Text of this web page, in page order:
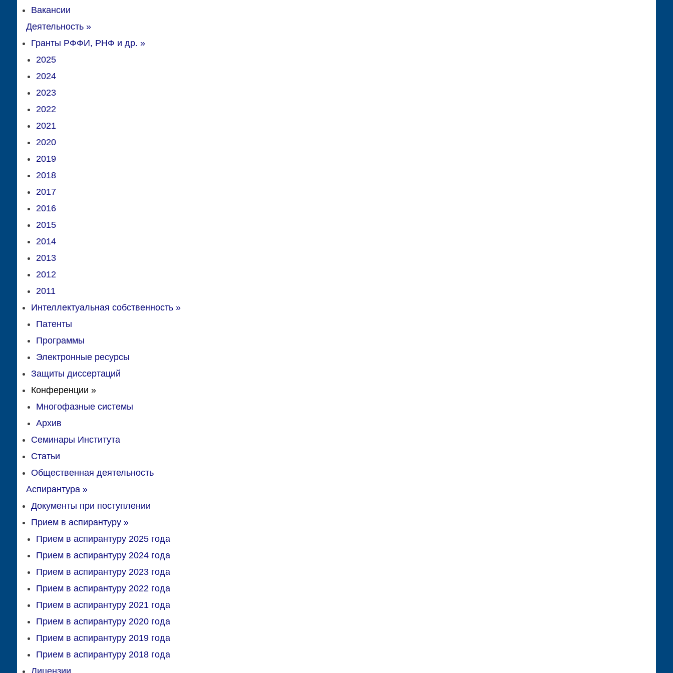
Вакансии
Деятельность»
Гранты РФФИ, РНФ и др. »
2025
2024
2023
2022
2021
2020
2019
2018
2017
2016
2015
2014
2013
2012
2011
Интеллектуальная собственность»
Патенты
Программы
Электронные ресурсы
Защиты диссертаций
Конференции »
Многофазные системы
Архив
Семинары Института
Статьи
Общественная деятельность
Аспирантура»
Документы при поступлении
Прием в аспирантуру»
Прием в аспирантуру 2025 года
Прием в аспирантуру 2024 года
Прием в аспирантуру 2023 года
Прием в аспирантуру 2022 года
Прием в аспирантуру 2021 года
Прием в аспирантуру 2020 года
Прием в аспирантуру 2019 года
Прием в аспирантуру 2018 года
Лицензии